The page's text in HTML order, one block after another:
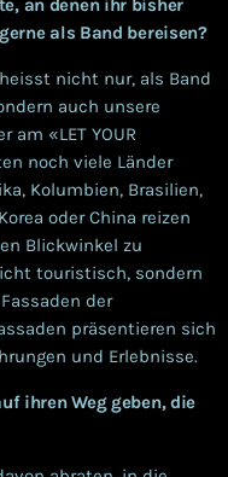
an denen ihr bisher
als Band bereisen?
nicht nur, als Band
auch unsere
am «LET YOUR
noch viele Länder
Kolumbien, Brasilien,
oder China reizen
Blickwinkel zu
touristisch, sondern
der
präsentieren sich
und Erlebnisse.
ihren Weg geben, die